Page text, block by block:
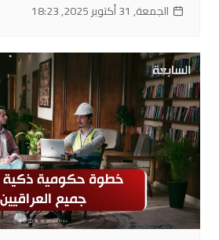
الجمعة, 31 أكتوبر 2025, 18:23